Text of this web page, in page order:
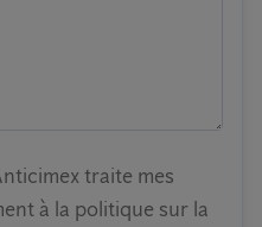
traite mes
à la politique sur la